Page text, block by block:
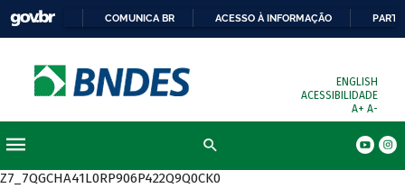
COMUNICA BR ACESSO À INFORMAÇÃO
ENGLISH
ACESSIBILIDADE
A+ A-
Z7_7QGCHA41L0RP906P422Q9Q0CK0